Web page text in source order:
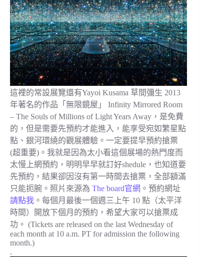
這裡的常設展覽還有Yayoi Kusama 草間彌生 2013
年著名的作品「無限鏡屋」 Infinity Mirrored Room
– The Souls of Millions of Light Years Away，是免費
的，但是需要先預約才能進入，能享受宛如繁星點
點、銀河環繞的觀展體驗。一定要提早預約搶票
(超重要)。我就是因為太小看這個展場的熱門度而
太慢上網預約，明明早早就訂好shedule，也知道要
先預約，結果卻因沒有第一時間去搶票，全部額滿
只能扼腕。照片來源為 The board官網 。預約網址
請點我 。每個月最後一個週三上午 10 點（太平洋
時間）開放下個月的預約，希望大家可以搶票成
功。 (Tickets are released on the last Wednesday of
each month at 10 a.m. PT for admission the following
month.)
.